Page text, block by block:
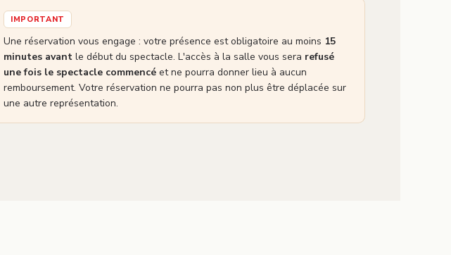
IMPORTANT
Une réservation vous engage : votre présence est obligatoire au moins 15
minutes avant le début du spectacle. L'accès à la salle vous sera refusé
une fois le spectacle commencé et ne pourra donner lieu à aucun
remboursement. Votre réservation ne pourra pas non plus être déplacée sur
une autre représentation.